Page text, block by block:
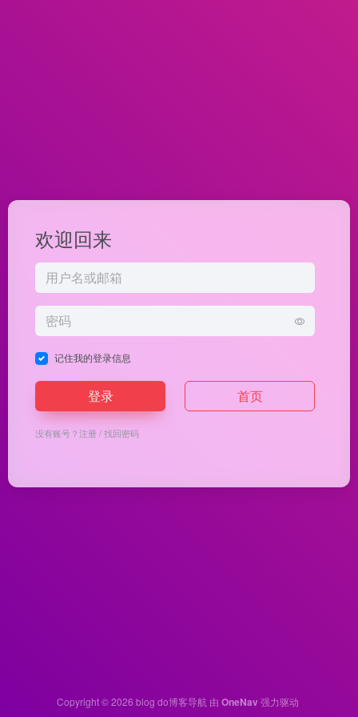
欢迎回来
记住我的登录信息
登录 首页
没有账号？注册/找回密码
Copyright © 2026 blog do博客导航 由 OneNav强力驱动